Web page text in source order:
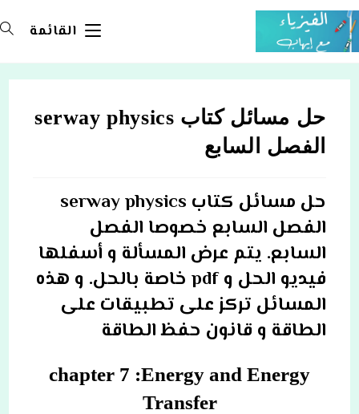
Skip
to
content
القائمة
حل مسائل كتاب serway physics
الفصل السابع
حل مسائل كتاب serway physics
الفصل السابع خصوصا الفصل
السابع. يتم عرض المسألة و أسفلها
فيديو الحل و pdf خاصة بالحل. و هذه
المسائل تركز على تطبيقات على
الطاقة و قانون حفظ الطاقة
chapter 7 :Energy and Energy
Transfer